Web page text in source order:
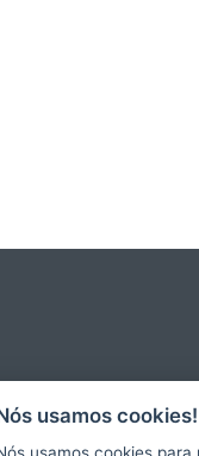
usamos cookies!